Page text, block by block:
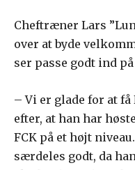
Cheftræner Lars
over at byde
ser passe godt ind
– Vi er glade for at
efter, at han har
FCK på et højt
særdeles godt, da